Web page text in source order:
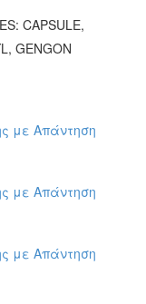
CAPSULE,
GENGON
με Απάντηση
με Απάντηση
με Απάντηση